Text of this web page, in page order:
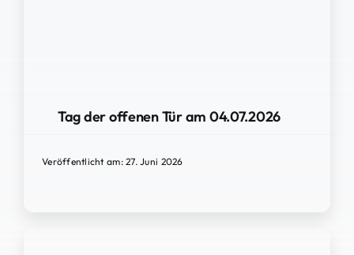
Tag der offenen Tür am 04.07.2026
Veröffentlicht am: 27. Juni 2026